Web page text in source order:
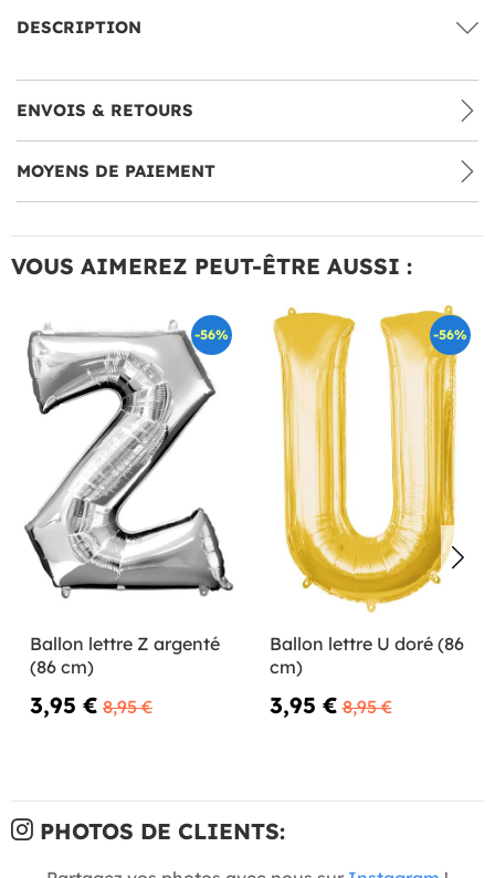
DESCRIPTION
ENVOIS & RETOURS
MOYENS DE PAIEMENT
VOUS AIMEREZ PEUT-ÊTRE AUSSI :
-56%
Ballon lettre Z argenté
(86 cm)
3,95 € 8,95 €
-56%
Ballon lettre U doré (86
cm)
3,95 € 8,95 €
PHOTOS DE CLIENTS: